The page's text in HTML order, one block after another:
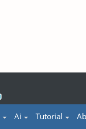
Ai Tutorial